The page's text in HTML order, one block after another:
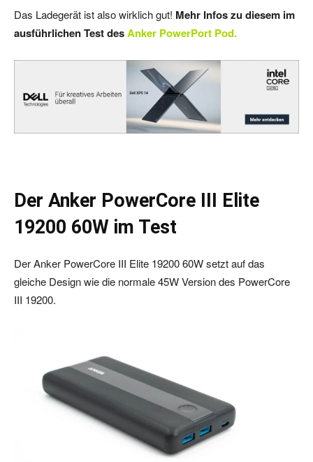
Das Ladegerät ist also wirklich gut! Mehr Infos zu diesem im
ausführlichen Test desAnker PowerPort Pod.
Der Anker PowerCore III Elite
19200 60W im Test
Der Anker PowerCore III Elite 19200 60W setzt auf das
gleiche Design wie die normale 45W Version des PowerCore
III 19200.